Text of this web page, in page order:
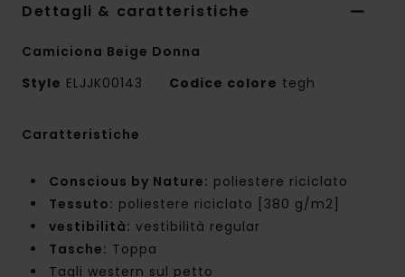
Dettagli & caratteristiche
Camiciona Beige Donna
Style ELJJK00143 Codice colore tegh
Caratteristiche
Conscious by Nature: poliestere riciclato
Tessuto: poliestere riciclato [380 g/m2]
vestibilità: vestibilità regular
Tasche: Toppa
Tagli western sul petto